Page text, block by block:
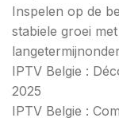
Inspelen op de
stabiele groei
IPTV Belgie :
2025
IPTV Belgie :